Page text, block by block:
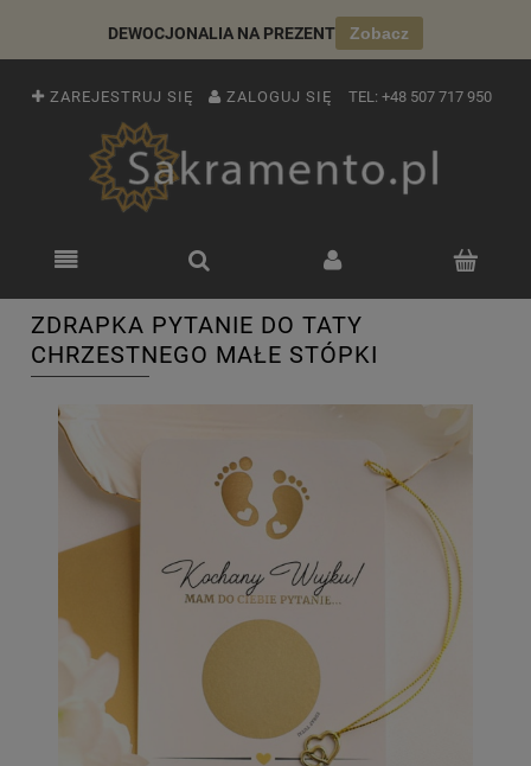
DEWOCJONALIA NA PREZENT Zobacz
ZAREJESTRUJ SIĘ ZALOGUJ SIĘ TEL: +48 507 717 950
ZDRAPKA PYTANIE DO TATY
CHRZESTNEGO MAŁE STÓPKI